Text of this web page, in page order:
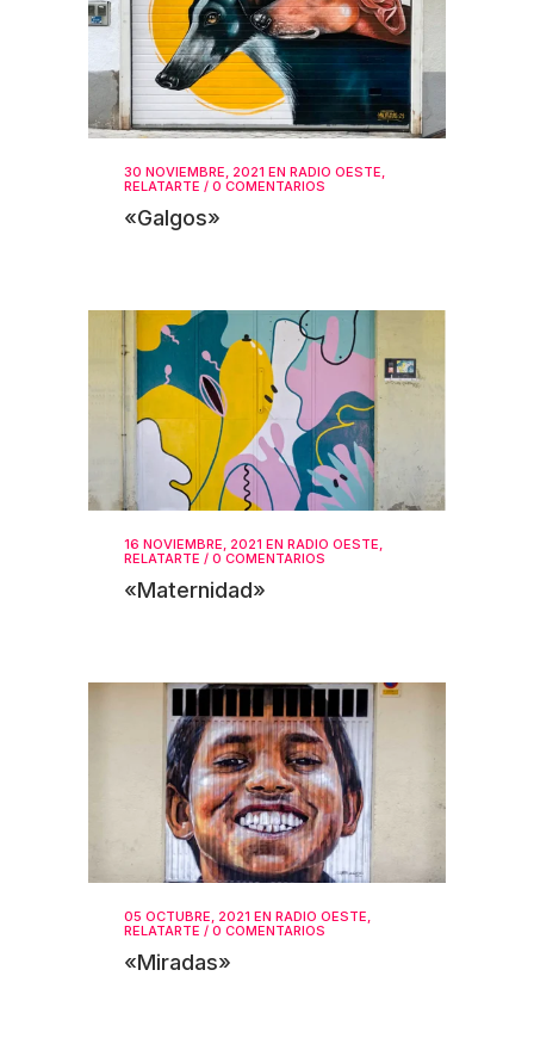
30 NOVIEMBRE, 2021 EN RADIO OESTE,
RELATARTE / 0 COMENTARIOS
«Galgos»
16 NOVIEMBRE, 2021 EN RADIO OESTE,
RELATARTE / 0 COMENTARIOS
«Maternidad»
05 OCTUBRE, 2021 EN RADIO OESTE,
RELATARTE / 0 COMENTARIOS
«Miradas»